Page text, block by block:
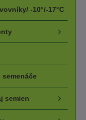
-10°/-17°C
semien